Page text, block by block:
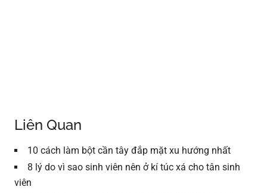
Liên Quan
10 cách làm bột cần tây đắp mặt xu hướng nhất
8 lý do vì sao sinh viên nên ở kí túc xá cho tân sinh
viên